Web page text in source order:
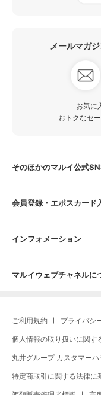
メールマガ
お気に
おトクなセ
そのほかのマルイ公式
会員登録・エポスカード
インフォメーション
マルイウェブチャネルに
ご利用規約 プライバシ
個人情報の取り扱いに関す
丸井グループ カスタマー
特定商取引に関する法律に